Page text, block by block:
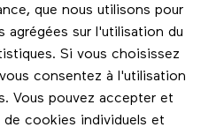
que nous utilisons pour
agrégées sur l'utilisation du
Si vous choisissez
consentez à l'utilisation
Vous pouvez accepter et
cookies individuels et
Facebook
contacter